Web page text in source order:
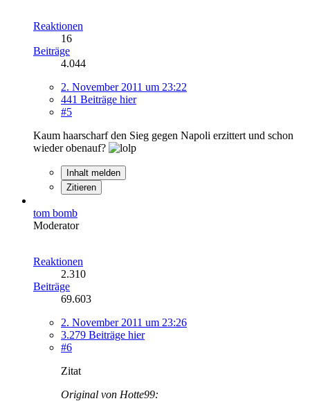
Reaktionen
16
Beiträge
4.044
2. November 2011 um 23:22
441 Beiträge hier
#5
Kaum haarscharf den Sieg gegen Napoli erzittert und schon
wieder obenauf?
Inhalt melden
Zitieren
tom bomb
Moderator
Reaktionen
2.310
Beiträge
69.603
2. November 2011 um 23:26
3.279 Beiträge hier
#6
Zitat
Original von Hotte99: